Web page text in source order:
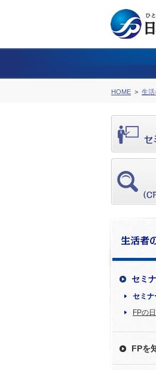
HOME 生活
セミ
セミ
FPの日
FPを